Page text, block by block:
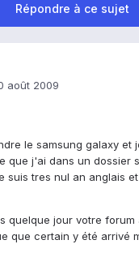
Répondre à ce sujet
août 2009
le samsung galaxy et
que j'ai dans un dossier
suis tres nul an anglais
quelque jour votre
que certain y été arrivé